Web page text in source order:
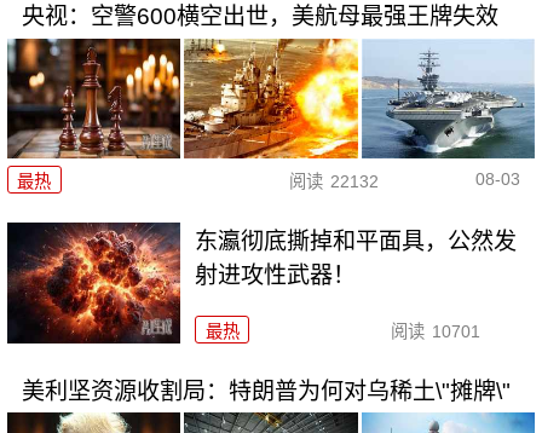
央视：空警600横空出世，美航母最强王牌失效
最热 阅读 22132 08-03
东瀛彻底撕掉和平面具，公然发
射进攻性武器！
最热 阅读 10701
美利坚资源收割局：特朗普为何对乌稀土\"摊牌\"